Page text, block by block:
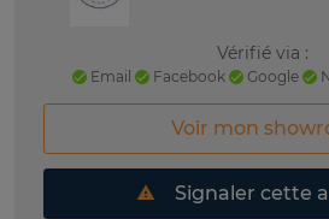
Vérifié via :
Email Facebook Google
Voir mon
Signaler cette